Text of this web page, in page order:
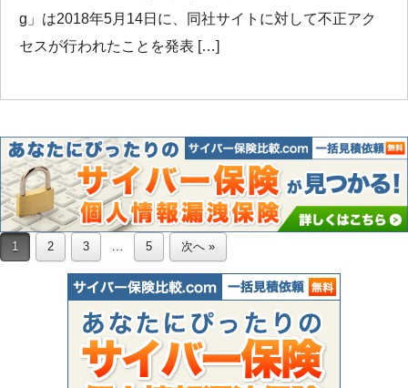
g」は2018年5月14日に、同社サイトに対して不正アク
セスが行われたことを発表 […]
1 2 3 5 次へ »